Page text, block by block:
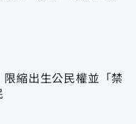
縮出生公民權並「禁